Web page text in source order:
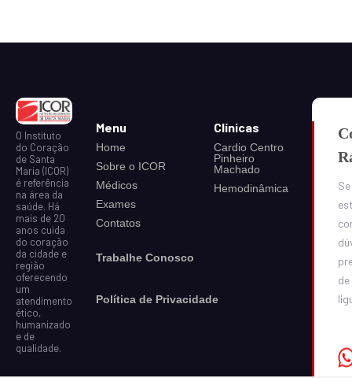
O Instituto
do Coração
de Santa
Maria (ICOR)
é referência
na área da
saúde. Há
mais de 20
anos cuida
do coração
da cidade e
região
oferecendo
um
atendimento
ético,
humanizado
e de
qualidade.
Menu
Home
Sobre o ICOR
Médicos
Exames
Contatos
Trabalhe Conosco
Política de Privacidade
Clínicas
Cardio Centro
Pinheiro
Machado
Hemodinâmica